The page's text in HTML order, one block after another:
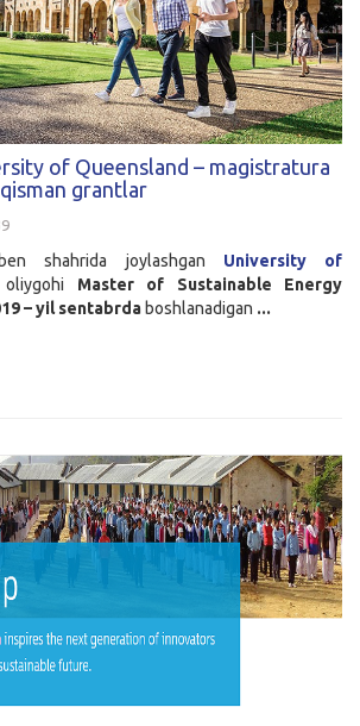
of Queensland – magistratura
grantlar
shahrida joylashgan University of
oliygohi Master of Sustainable Energy
– yil sentabrda boshlanadigan ...